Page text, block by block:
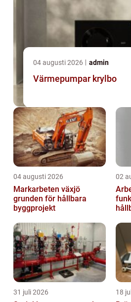
04 augusti 2026 admin
Värmepumpar krylbo
04 augusti 2026
Markarbeten växjö
grunden för hållbara
byggprojekt
02
31 juli 2026 18